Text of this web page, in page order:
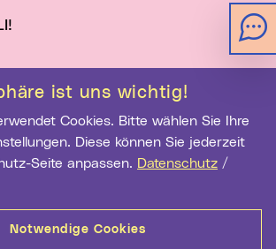
ist uns wichtig!
Diese können Sie jederzeit
Seite anpassen. Datenschutz /
Notwendige Cookies
Linz